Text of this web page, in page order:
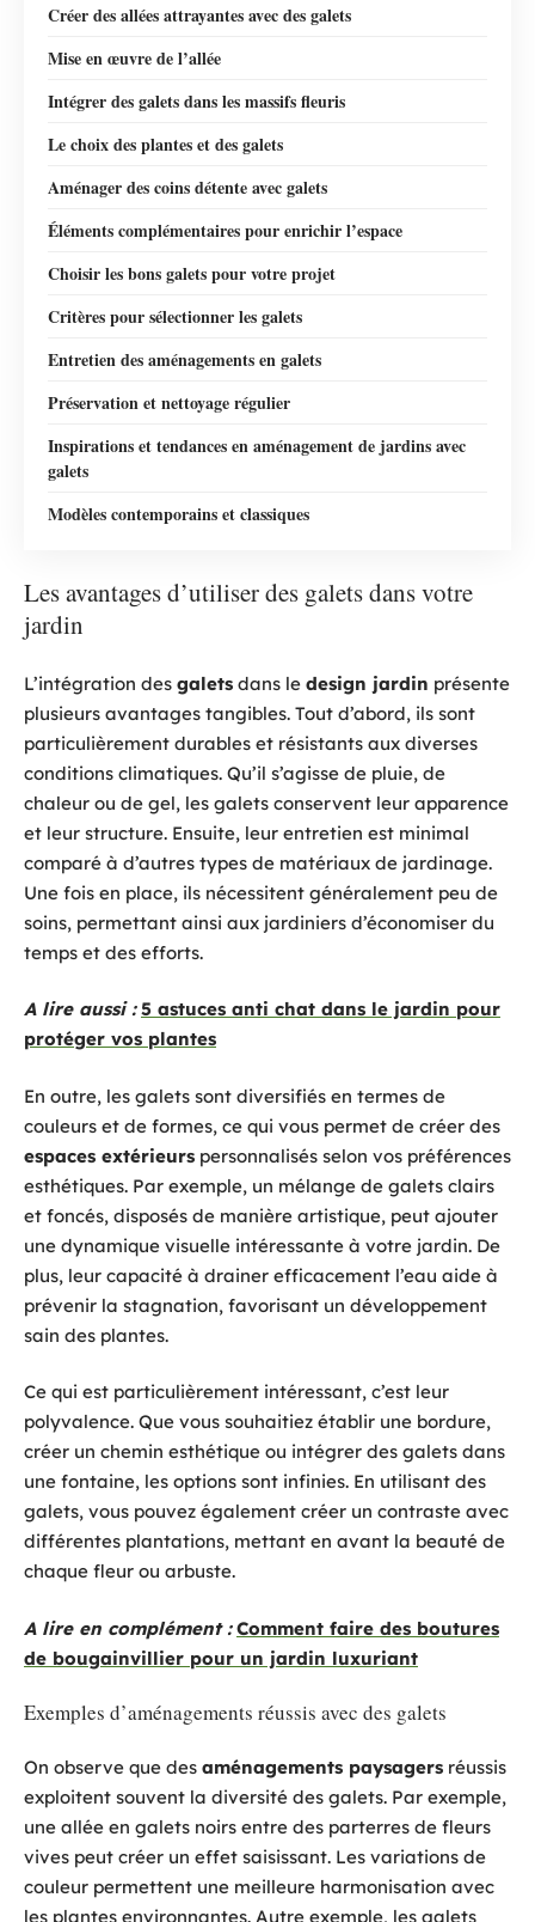
Créer des allées attrayantes avec des galets
Mise en œuvre de l’allée
Intégrer des galets dans les massifs fleuris
Le choix des plantes et des galets
Aménager des coins détente avec galets
Éléments complémentaires pour enrichir l’espace
Choisir les bons galets pour votre projet
Critères pour sélectionner les galets
Entretien des aménagements en galets
Préservation et nettoyage régulier
Inspirations et tendances en aménagement de jardins avec
galets
Modèles contemporains et classiques
Les avantages d’utiliser des galets dans votre
jardin
L’intégration des galets dans le design jardin présente
plusieurs avantages tangibles. Tout d’abord, ils sont
particulièrement durables et résistants aux diverses
conditions climatiques. Qu’il s’agisse de pluie, de
chaleur ou de gel, les galets conservent leur apparence
et leur structure. Ensuite, leur entretien est minimal
comparé à d’autres types de matériaux de jardinage.
Une fois en place, ils nécessitent généralement peu de
soins, permettant ainsi aux jardiniers d’économiser du
temps et des efforts.
A lire aussi : 5 astuces anti chat dans le jardin pour
protéger vos plantes
En outre, les galets sont diversifiés en termes de
couleurs et de formes, ce qui vous permet de créer des
espaces extérieurs personnalisés selon vos préférences
esthétiques. Par exemple, un mélange de galets clairs
et foncés, disposés de manière artistique, peut ajouter
une dynamique visuelle intéressante à votre jardin. De
plus, leur capacité à drainer efficacement l’eau aide à
prévenir la stagnation, favorisant un développement
sain des plantes.
Ce qui est particulièrement intéressant, c’est leur
polyvalence. Que vous souhaitiez établir une bordure,
créer un chemin esthétique ou intégrer des galets dans
une fontaine, les options sont infinies. En utilisant des
galets, vous pouvez également créer un contraste avec
différentes plantations, mettant en avant la beauté de
chaque fleur ou arbuste.
A lire en complément : Comment faire des boutures
de bougainvillier pour un jardin luxuriant
Exemples d’aménagements réussis avec des galets
On observe que des aménagements paysagers réussis
exploitent souvent la diversité des galets. Par exemple,
une allée en galets noirs entre des parterres de fleurs
vives peut créer un effet saisissant. Les variations de
couleur permettent une meilleure harmonisation avec
les plantes environnantes. Autre exemple, les galets